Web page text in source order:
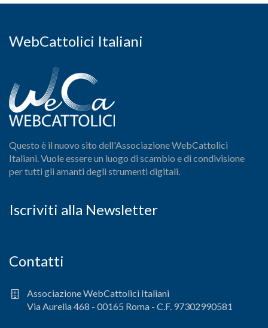
WebCattolici Italiani
Questo è il nuovo sito dell'Associazione WebCattolici
Italiani. Vuole essere un luogo di scambio e di condivisione
per tutti gli amanti degli strumenti digitali.
Iscriviti alla Newsletter
Contatti
Associazione WebCattolici Italiani
Via Aurelia 468 - 00165 Roma - C.F. 97302990581